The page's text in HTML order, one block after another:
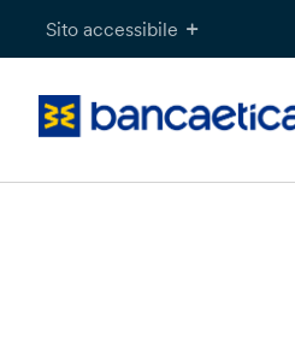
Sito accessibile